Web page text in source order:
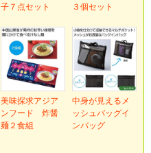
子７点セット
３個セット
美味探求アジア
ンフード 炸醤
麺２食組
中身が見えるメ
ッシュバッグイ
ンバッグ